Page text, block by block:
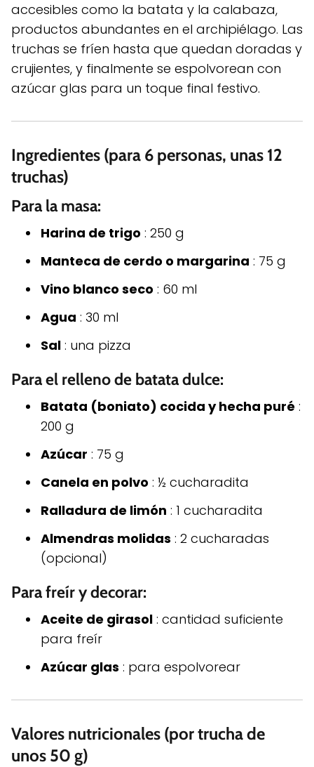
accesibles como la batata y la calabaza,
productos abundantes en el archipiélago. Las
truchas se fríen hasta que quedan doradas y
crujientes, y finalmente se espolvorean con
azúcar glas para un toque final festivo.
Ingredientes (para 6 personas, unas 12
truchas)
Para la masa:
Harina de trigo : 250 g
Manteca de cerdo o margarina : 75 g
Vino blanco seco : 60 ml
Agua : 30 ml
Sal : una pizza
Para el relleno de batata dulce:
Batata (boniato) cocida y hecha puré :
200 g
Azúcar : 75 g
Canela en polvo : ½ cucharadita
Ralladura de limón : 1 cucharadita
Almendras molidas : 2 cucharadas
(opcional)
Para freír y decorar:
Aceite de girasol : cantidad suficiente
para freír
Azúcar glas : para espolvorear
Valores nutricionales (por trucha de
unos 50 g)